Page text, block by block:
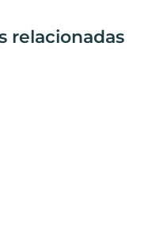
relacionadas